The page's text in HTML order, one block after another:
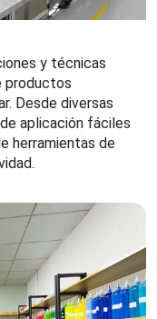
y técnicas
productos
Desde diversas
aplicación fáciles
herramientas de